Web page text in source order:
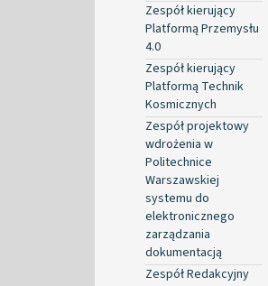
Zespół kierujący
Platformą Przemysłu
4.0
Zespół kierujący
Platformą Technik
Kosmicznych
Zespół projektowy
wdrożenia w
Politechnice
Warszawskiej
systemu do
elektronicznego
zarządzania
dokumentacją
Zespół Redakcyjny